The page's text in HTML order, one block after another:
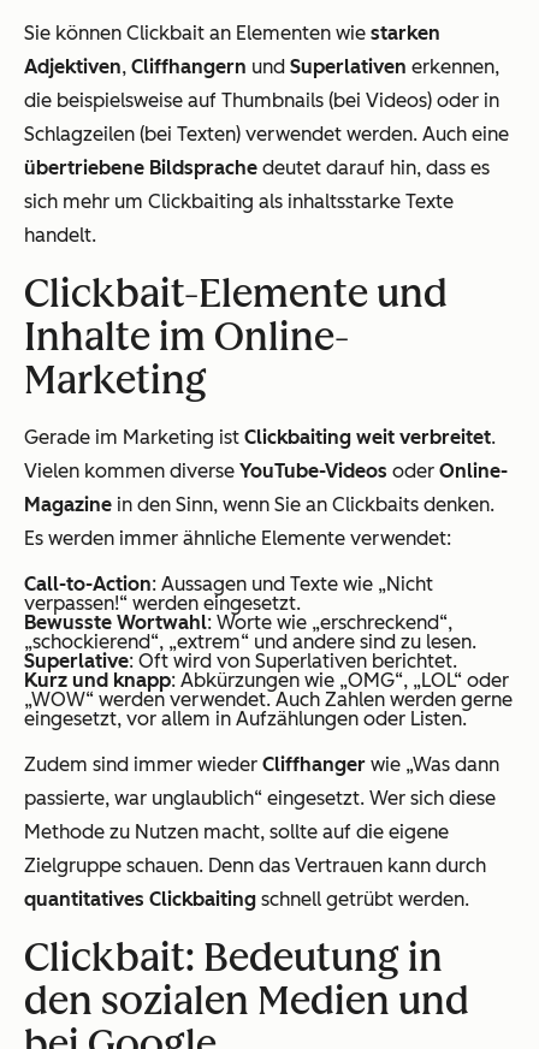
Sie können Clickbait an Elementen wie starken
Adjektiven, Cliffhangern und Superlativen erkennen,
die beispielsweise auf Thumbnails (bei Videos) oder in
Schlagzeilen (bei Texten) verwendet werden. Auch eine
übertriebene Bildsprache deutet darauf hin, dass es
sich mehr um Clickbaiting als inhaltsstarke Texte
handelt.
Clickbait-Elemente und
Inhalte im Online-
Marketing
Gerade im Marketing ist Clickbaiting weit verbreitet.
Vielen kommen diverse YouTube-Videos oder Online-
Magazine in den Sinn, wenn Sie an Clickbaits denken.
Es werden immer ähnliche Elemente verwendet:
Call-to-Action: Aussagen und Texte wie „Nicht
verpassen!“ werden eingesetzt.
Bewusste Wortwahl: Worte wie „erschreckend“,
„schockierend“, „extrem“ und andere sind zu lesen.
Superlative: Oft wird von Superlativen berichtet.
Kurz und knapp: Abkürzungen wie „OMG“, „LOL“ oder
„WOW“ werden verwendet. Auch Zahlen werden gerne
eingesetzt, vor allem in Aufzählungen oder Listen.
Zudem sind immer wieder Cliffhanger wie „Was dann
passierte, war unglaublich“ eingesetzt. Wer sich diese
Methode zu Nutzen macht, sollte auf die eigene
Zielgruppe schauen. Denn das Vertrauen kann durch
quantitatives Clickbaiting schnell getrübt werden.
Clickbait: Bedeutung in
den sozialen Medien und